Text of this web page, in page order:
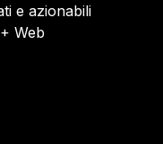
e azionabili
Web